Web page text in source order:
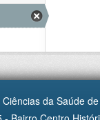
da Saúde